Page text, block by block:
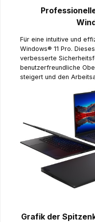
Für eine intuitive und
Windows® 11 Pro.
verbesserte
benutzerfreundliche
steigert und den
Grafik der